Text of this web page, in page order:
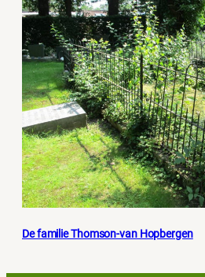
De familie Thomson-van Hopbergen